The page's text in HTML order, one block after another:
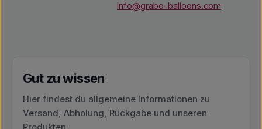
info@grabo-balloons.com
Gut zu wissen
Hier findest du allgemeine Informationen zu
Versand, Abholung, Rückgabe und unseren